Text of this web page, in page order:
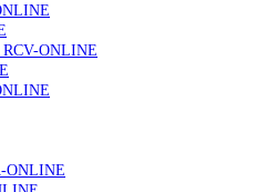
utentes podem ficar sem médico de
do registo, alerta associação
dez doentes com enfarte
elevados de Lp(a), revela estudo
ONLINE
ONLINE